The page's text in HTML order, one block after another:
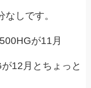
しです。
が11月
12月とちょっと